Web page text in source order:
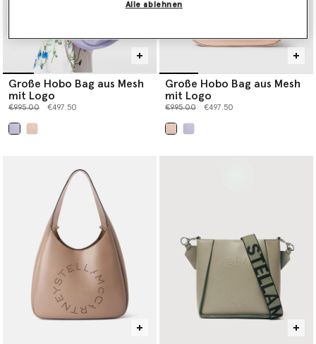
Große Hobo Bag aus Mesh
mit Logo
Preis reduziert von
€995.00bis€497.50
Große Hobo Bag aus Mesh
mit Logo
Preis reduziert von
€995.00bis€497.50
Alle ablehnen